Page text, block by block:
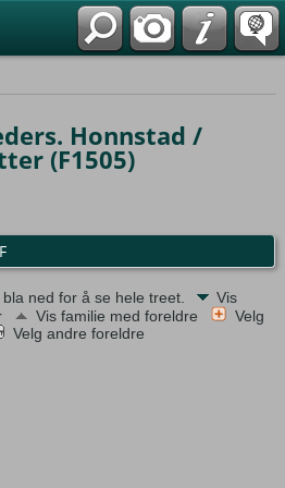
Honnstad /
(F1505)
ned for å se hele treet.
Vis
Vis familie med foreldre
Velg
Velg andre foreldre